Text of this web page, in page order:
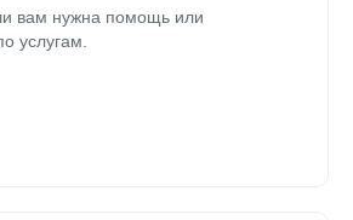
вам нужна помощь или
услугам.